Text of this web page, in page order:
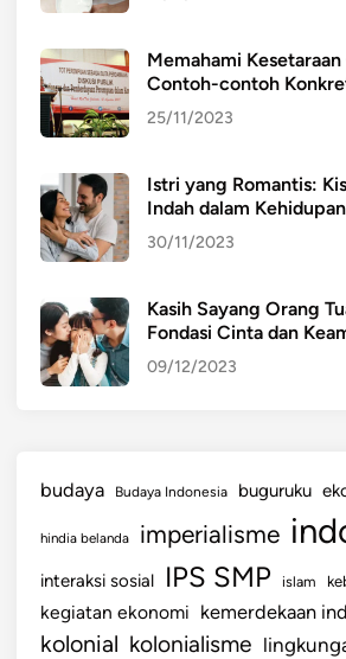
Memahami
Contoh-contoh
25/11/2023
Istri yang Romantis:
Indah dalam Kehidupan
30/11/2023
Kasih Sayang Orang
Fondasi Cinta dan
09/12/2023
budaya Budaya Indonesia buguruku
hindia belanda imperialisme
interaksi sosial IPS SMP islam
kegiatan ekonomi kemerdekaan
kolonial kolonialisme